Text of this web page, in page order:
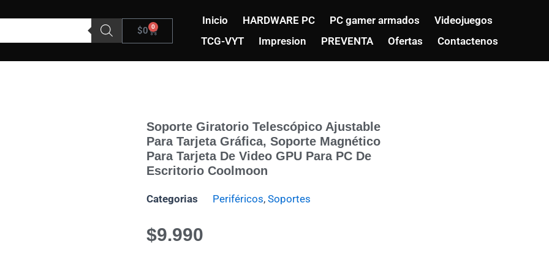
$0 0
Carrito
Inicio HARDWARE PC PC gamer armados
Videojuegos
TCG-VYT
Impresion PREVENTA Ofertas Contactenos
Soporte Giratorio Telescópico Ajustable
Para Tarjeta Gráfica, Soporte Magnético
Para Tarjeta De Video GPU Para PC De
Escritorio Coolmoon
Categorias Periféricos, Soportes
$9.990